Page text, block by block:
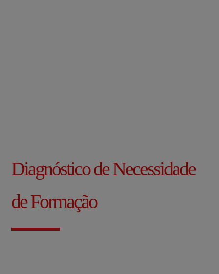
Diagnóstico de Necessidade
de Formação